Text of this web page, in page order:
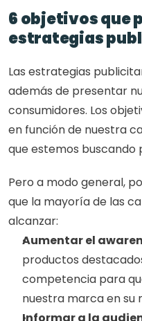
6 objetivos que
estrategias
Las estrategias
además de presentar
consumidores. Los
en función de nuestra
que estemos buscando
Pero a modo general,
que la mayoría de las
alcanzar:
Aumentar el
productos
competencia para
nuestra marca en su